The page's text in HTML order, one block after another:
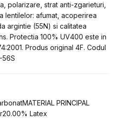
polarizare, strat anti-zgarieturi,
lentilelor: afumat, acoperirea
argintie (55N) si calitatea
Protectia 100% UV400 este in
Produs original 4F. Codul
56S
PRINCIPAL
Latex